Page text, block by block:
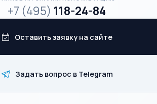
+7 (495) 118-24-84
Оставить заявку на сайте
Задать вопрос в Telegram